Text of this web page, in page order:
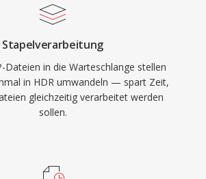
Stapelverarbeitung
Dateien in die Warteschlange stellen
in HDR umwandeln — spart Zeit,
gleichzeitig verarbeitet werden
sollen.